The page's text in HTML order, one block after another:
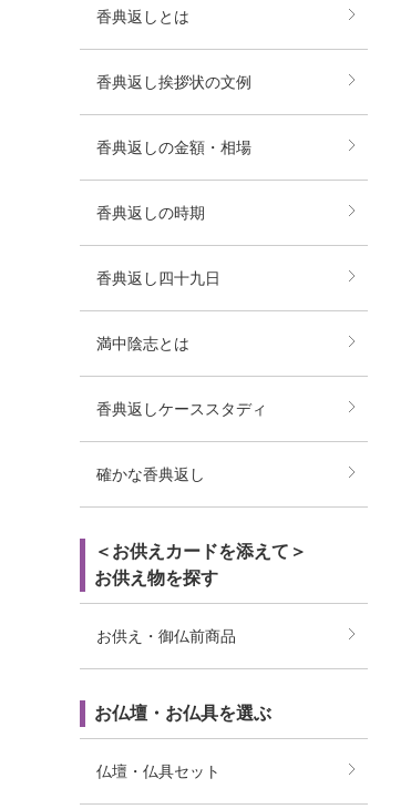
香典返しとは
香典返し挨拶状の文例
香典返しの金額・相場
香典返しの時期
香典返し四十九日
満中陰志とは
香典返しケーススタディ
確かな香典返し
＜お供えカードを添えて＞
お供え物を探す
お供え・御仏前商品
お仏壇・お仏具を選ぶ
仏壇・仏具セット